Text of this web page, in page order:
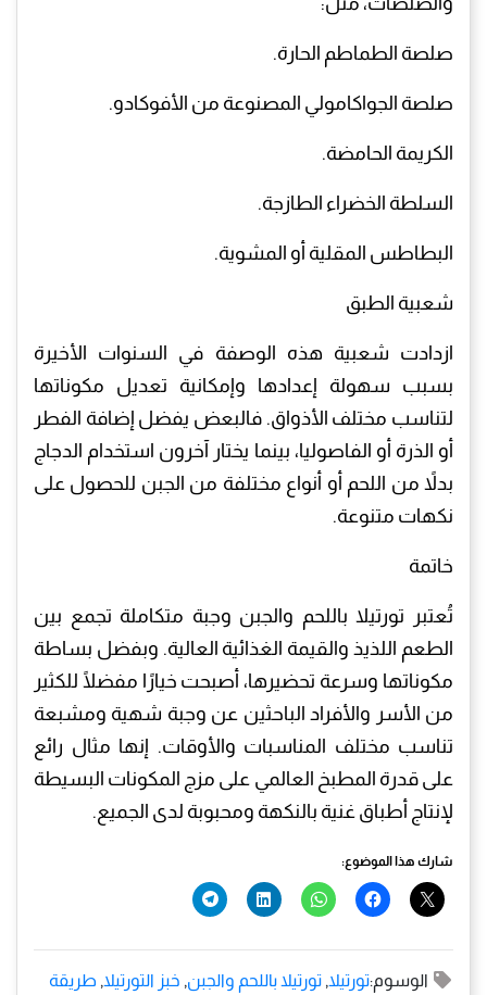
صلصة الطماطم الحارة.
صلصة الجواكامولي المصنوعة من الأفوكادو.
الكريمة الحامضة.
السلطة الخضراء الطازجة.
البطاطس المقلية أو المشوية.
شعبية الطبق
ازدادت شعبية هذه الوصفة في السنوات الأخيرة
بسبب سهولة إعدادها وإمكانية تعديل مكوناتها
لتناسب مختلف الأذواق. فالبعض يفضل إضافة الفطر
أو الذرة أو الفاصوليا، بينما يختار آخرون استخدام الدجاج
بدلاً من اللحم أو أنواع مختلفة من الجبن للحصول على
نكهات متنوعة.
خاتمة
تُعتبر تورتيلا باللحم والجبن وجبة متكاملة تجمع بين
الطعم اللذيذ والقيمة الغذائية العالية. وبفضل بساطة
مكوناتها وسرعة تحضيرها، أصبحت خيارًا مفضلًا للكثير
من الأسر والأفراد الباحثين عن وجبة شهية ومشبعة
تناسب مختلف المناسبات والأوقات. إنها مثال رائع
على قدرة المطبخ العالمي على مزج المكونات البسيطة
لإنتاج أطباق غنية بالنكهة ومحبوبة لدى الجميع.
شارك هذا الموضوع:
الوسوم:تورتيلا, تورتيلا باللحم والجبن, خبز التورتيلا, طريقة